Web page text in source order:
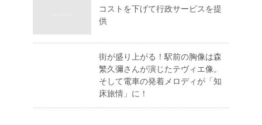
コストを下げて行政サービスを提
供
街が盛り上がる！駅前の胸像は森
繁久彌さんが演じたテヴィエ像。
そして電車の発着メロディが「知
床旅情」に！